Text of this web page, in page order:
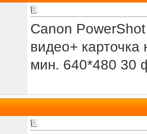
Canon
видео+ карточка
мин. 640*480 30